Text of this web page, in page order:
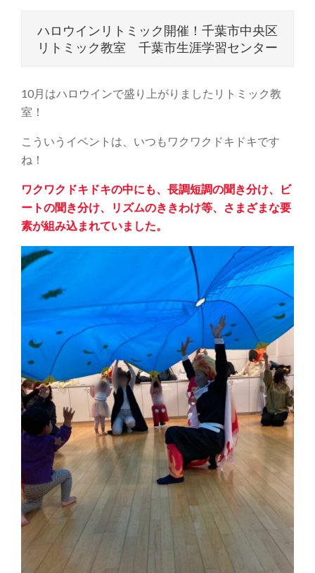
ハロウインリトミック開催！千葉市中央区
リトミック教室 千葉市生涯学習センター
10月はハロウインで盛り上がりましたリトミック教
室！
こういうイベントは、いつもワクワクドキドキです
ね！
ワクワクドキドキの中にも、長調短調の聞き分け、ビ
ートの聞き分け、リズムのききわけ等、さまざまな要
素が組み込まれていました。